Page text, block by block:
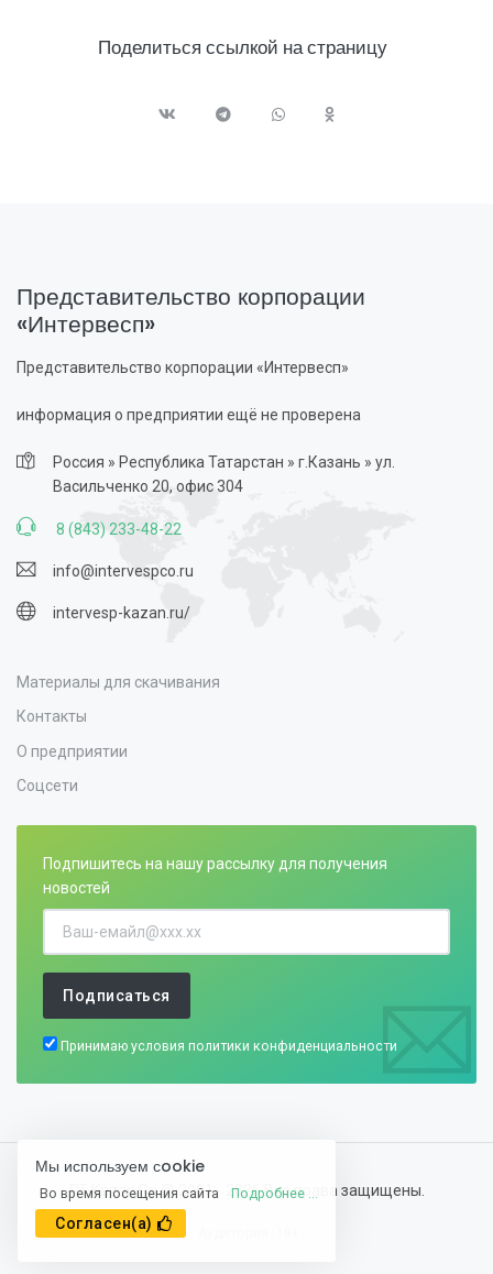
Поделиться ссылкой на страницу
Представительство корпорации
«Интервесп»
Представительство корпорации «Интервесп»
информация о предприятии ещё не проверена
Россия » Республика Татарстан » г.Казань » ул.
Васильченко 20, офис 304
8 (843) 233-48-22
info@intervespco.ru
intervesp-kazan.ru/
Материалы для скачивания
Контакты
О предприятии
Соцсети
Подпишитесь на нашу рассылку для получения
новостей
Подписаться
Принимаю условия политики конфиденциальности
RT-Kazan.Ru @ 2001 - 2026 Все права защищены.
Мы используем сookie
Во время посещения сайта Подробнее ...
Согласен(а)